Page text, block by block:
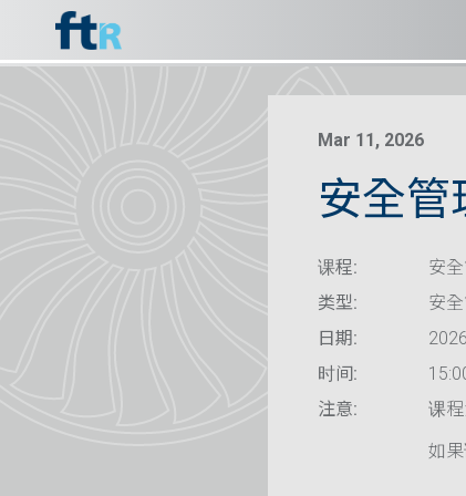
Mar 11, 2026
安全管
课程:
安
类型:
安
日期:
时间:
注意:
课
如